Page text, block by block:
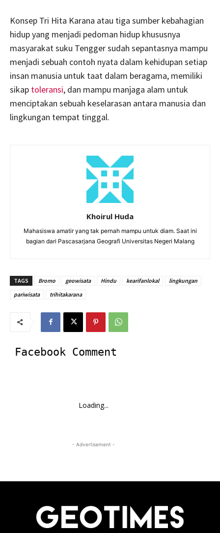
Konsep Tri Hita Karana atau tiga sumber kebahagian
hidup yang menjadi pedoman hidup khususnya
masyarakat suku Tengger sudah sepantasnya mampu
menjadi sebuah contoh nyata dalam kehidupan setiap
insan manusia untuk taat dalam beragama, memiliki
sikap toleransi, dan mampu manjaga alam untuk
menciptakan sebuah keselarasan antara manusia dan
lingkungan tempat tinggal.
Khoirul Huda
Mahasiswa amatir yang tak pernah mampu untuk diam. Saat ini
bagian dari Pascasarjana Geografi Universitas Negeri Malang
TAGS Bromo geowisata Hindu kearifanlokal
lingkungan
pariwisata
trihitakarana
Facebook Comment
Loading...
- Advertisement -